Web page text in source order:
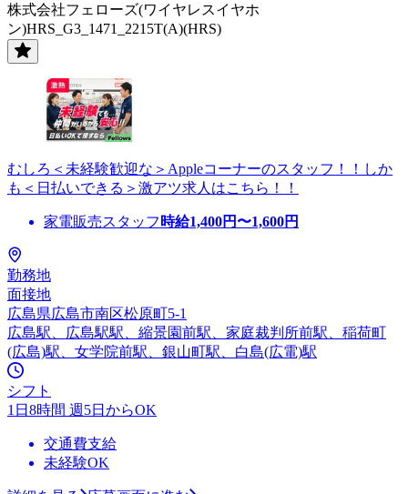
株式会社フェローズ(ワイヤレスイヤホ
ン)HRS_G3_1471_2215T(A)(HRS)
むしろ＜未経験歓迎な＞Appleコーナーのスタッフ！！しか
も＜日払いできる＞激アツ求人はこちら！！
家電販売スタッフ 時給1,400円〜1,600円
勤務地
面接地
広島県広島市南区松原町5-1
広島駅、広島駅駅、縮景園前駅、家庭裁判所前駅、稲荷町
(広島)駅、女学院前駅、銀山町駅、白島(広電)駅
シフト
1日8時間 週5日からOK
交通費支給
未経験OK